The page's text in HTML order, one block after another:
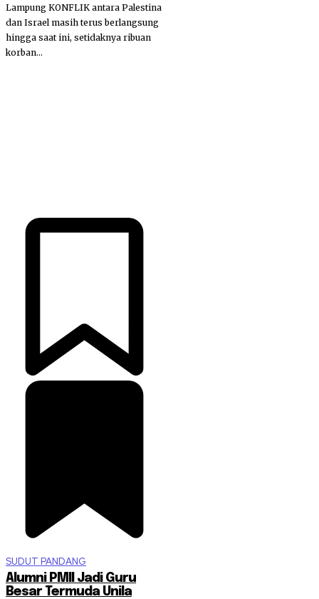
Lampung KONFLIK antara Palestina
dan Israel masih terus berlangsung
hingga saat ini, setidaknya ribuan
korban...
SUDUT PANDANG
Alumni PMII Jadi Guru
Besar Termuda Unila